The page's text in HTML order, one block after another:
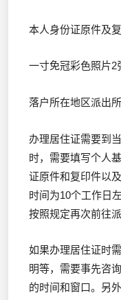
本人身份证原件及
一寸免冠彩色照片2
落户所在地区派出
办理居住证需要到
时，需要填写个人
证原件和复印件以
时间为10个工作日
按照规定再次前往
如果办理居住证时
明等，需要事先咨
的时间和窗口。另